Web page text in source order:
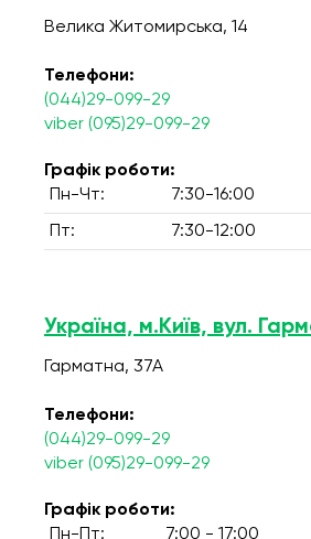
Велика Житомирська, 14
Телефони:
(044)29-099-29
viber (095)29-099-29
Графік роботи:
Пн-Чт:
7:30-16:00
Пт: 7:30-12:00
Україна, м.Київ, вул.
Гарматна, 37А
Телефони:
(044)29-099-29
viber (095)29-099-29
Графік роботи:
Пн-Пт:
7:00 - 17:00